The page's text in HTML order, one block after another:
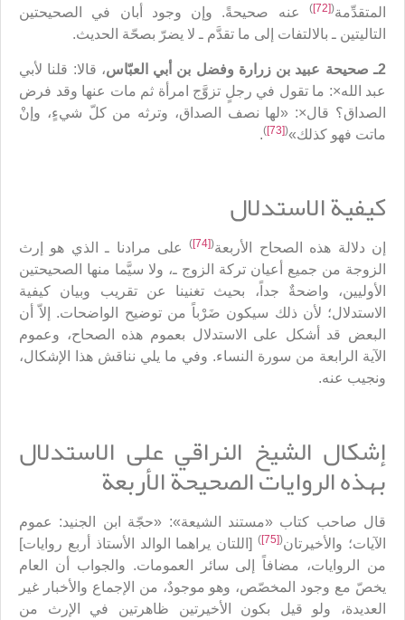
المتقدِّمة(
[72]
)
عنه صحيحةً. وإن وجود أبان في الصحيحتين
التاليتين ـ بالالتفات إلى ما تقدَّم ـ لا يضرّ بصحّة الحديث.
2ـ صحيحة عبيد بن زرارة وفضل بن أبي العبّاس
، قالا: قلنا لأبي
عبد الله×: ما تقول في رجلٍ تزوَّج امرأة ثم مات عنها وقد فرض
الصداق؟ قال×: «لها نصف الصداق، وترثه من كلّ شيءٍ، وإنْ
ماتت فهو كذلك»(
[73]
)
.
كيفية الاستدلال
إن دلالة هذه الصحاح الأربعة(
[74]
)على مرادنا ـ الذي هو إرث
الزوجة من جميع أعيان تركة الزوج ـ، ولا سيَّما منها الصحيحتين
الأوليين، واضحةٌ جداً، بحيث تغنينا عن تقريب وبيان كيفية
الاستدلال؛ لأن ذلك سيكون ضَرْباً من توضيح الواضحات. إلاّ أن
البعض قد أشكل على الاستدلال بعموم هذه الصحاح، وعموم
الآية الرابعة من سورة النساء. وفي ما يلي نناقش هذا الإشكال،
ونجيب عنه.
إشكال الشيخ النراقي على الاستدلال
بهذه الروايات الصحيحة الأربعة
قال صاحب كتاب «مستند الشيعة»: «حجّة ابن الجنيد: عموم
الآيات؛ والأخيرتان(
[75]
)[اللتان يراهما الوالد الأستاذ أربع روايات]
من الروايات، مضافاً إلى سائر العمومات. والجواب أن العام
يخصّ مع وجود المخصّص، وهو موجودٌ، من الإجماع والأخبار غير
العديدة، ولو قيل بكون الأخيرتين ظاهرتين في الإرث من